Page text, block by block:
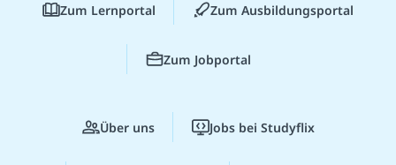
Zum Lernportal Zum Ausbildungsportal
Zum Jobportal
Über uns Jobs bei Studyflix